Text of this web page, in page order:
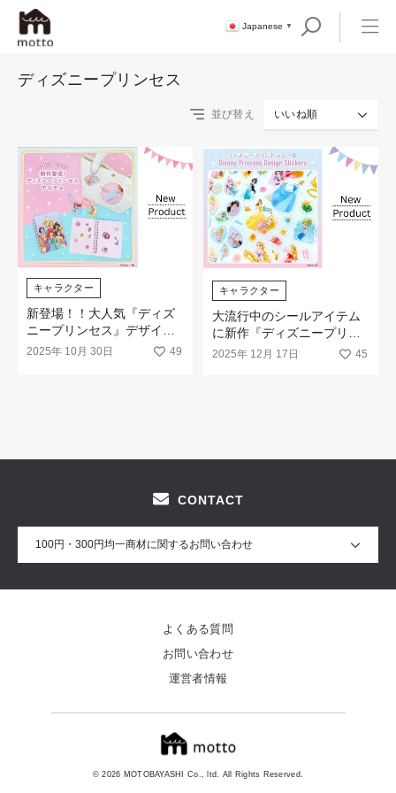
Japanese ▼
ディズニープリンセス
並び替え いいね順
キャラクター
新登場！！大人気『ディズ
ニープリンセス』デザイン
の新作アイテムが新発売
2025年 10月 30日 49
キャラクター
大流行中のシールアイテム
に新作『ディズニープリン
セス』が登場！
2025年 12月 17日 45
CONTACT
100円・300円均一商材に関するお問い合わせ
© 2026 MOTOBAYASHI Co., ltd. All Rights Reserved.
よくある質問
お問い合わせ
運営者情報